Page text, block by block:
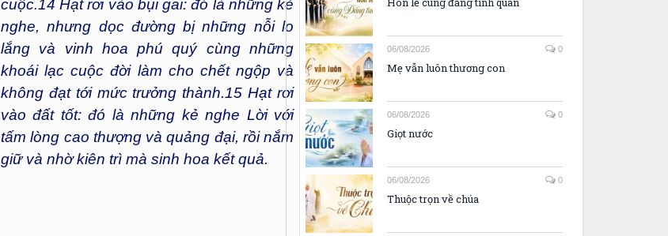
cuộc.14 Hạt rơi vào bụi gai: đó là những kẻ
nghe, nhưng dọc đường bị những nỗi lo
lắng và vinh hoa phú quý cùng những
khoái lạc cuộc đời làm cho chết ngộp và
không đạt tới mức trưởng thành.15 Hạt rơi
vào đất tốt: đó là những kẻ nghe Lời với
tấm lòng cao thượng và quảng đại, rồi nắm
giữ và nhờ kiên trì mà sinh hoa kết quả.
06/08/2026 0
Mẹ vẫn luôn thương con
06/08/2026 0
Giọt nước
06/08/2026 0
Thuộc trọn về chúa